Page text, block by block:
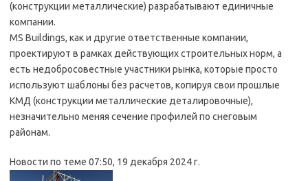
(конструкции металлические) разрабатывают единичные
компании.
MS Buildings, как и другие ответственные компании,
проектируют в рамках действующих строительных норм, а
есть недобросовестные участники рынка, которые просто
используют шаблоны без расчетов, копируя свои прошлые
КМД (конструкции металлические деталировочные),
незначительно меняя сечение профилей по снеговым
районам.
Новости по теме 07:50, 19 декабря 2024 г.